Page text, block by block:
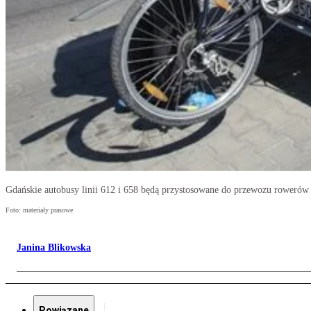
Gdańskie autobusy linii 612 i 658 będą przystosowane do przewozu
Foto: materiały prasowe
Janina Blikowska